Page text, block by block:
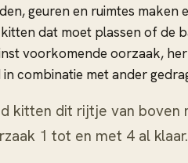
geuren en ruimtes maken
dat moet plassen of de
voorkomende oorzaak,
combinatie met ander
kitten dit rijtje van boven
1 tot en met 4 al klaar.